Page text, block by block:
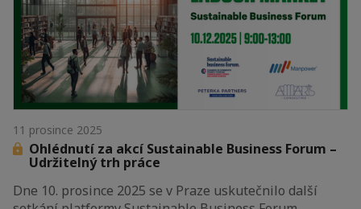
11 prosince 2025
Ohlédnutí za akcí Sustainable Business Forum –
Udržitelný trh práce
Dne 10. prosince 2025 se v Praze uskutečnilo další